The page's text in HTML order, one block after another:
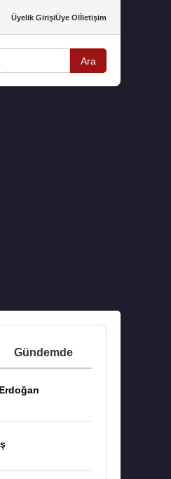
Üyelik GirişiÜye Olİletişim
Ara
Gündemde